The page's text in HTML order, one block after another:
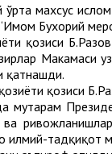
ўрта махсус
Бухорий
қозиси
қатнашди.
қозиси
муҳтарам
ва
илмий-